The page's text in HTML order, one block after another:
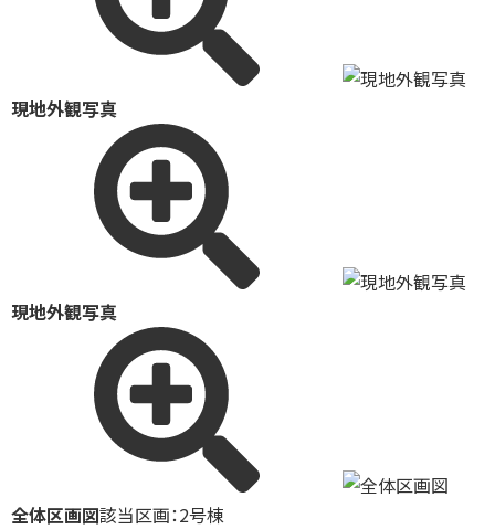
現地外観写真
現地外観写真
全体区画図該当区画：2号棟